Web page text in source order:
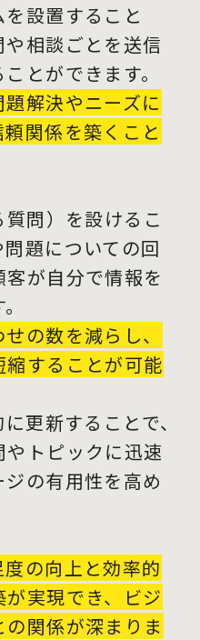
設置すること
相談ごとを送信
とができます。
解決やニーズに
関係を築くこと
問）を設けるこ
題についての回
が自分で情報を
の数を減らし、
することが可能
更新することで、
トピックに迅速
の有用性を高め
の向上と効率的
実現でき、ビジ
関係が深まりま